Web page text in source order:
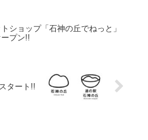
ショップ「石神の丘でねっと」
プン!!
タート!!